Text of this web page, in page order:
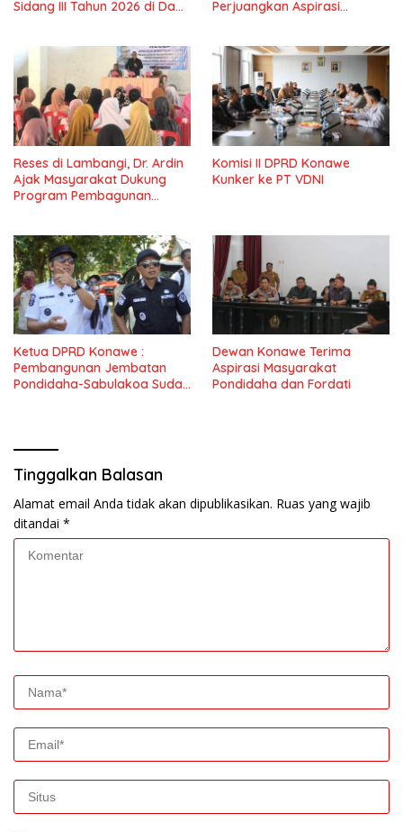
Sidang III Tahun 2026 di Dapil
Perjuangkan Aspirasi
Reses di Lambangi, Dr. Ardin
Ajak Masyarakat Dukung
Program Pembagunan
Komisi II DPRD Konawe
Kunker ke PT VDNI
Ketua DPRD Konawe :
Pembangunan Jembatan
Pondidaha-Sabulakoa Sudah
Dewan Konawe Terima
Aspirasi Masyarakat
Pondidaha dan Fordati
Tinggalkan Balasan
Alamat email Anda tidak akan dipublikasikan. Ruas yang wajib
ditandai *